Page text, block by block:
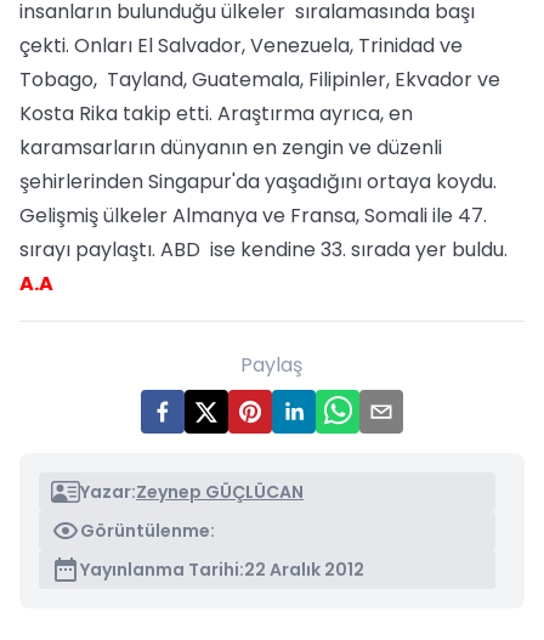
insanların bulunduğu ülkeler sıralamasında başı
çekti. Onları El Salvador, Venezuela, Trinidad ve
Tobago, Tayland, Guatemala, Filipinler, Ekvador ve
Kosta Rika takip etti. Araştırma ayrıca, en
karamsarların dünyanın en zengin ve düzenli
şehirlerinden Singapur'da yaşadığını ortaya koydu.
Gelişmiş ülkeler Almanya ve Fransa, Somali ile 47.
sırayı paylaştı. ABD ise kendine 33. sırada yer buldu.
A.A
Paylaş
Yazar:Zeynep GÜÇLÜCAN
Görüntülenme:
Yayınlanma Tarihi:22 Aralık 2012